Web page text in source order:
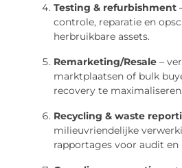
Testing & refurbishment
controle, reparatie en
herbruikbare assets.
Remarketing/Resale –
marktplaatsen of bulk
recovery te maximaliseren.
Recycling & waste
milieuvriendelijke
rapportages voor audit en